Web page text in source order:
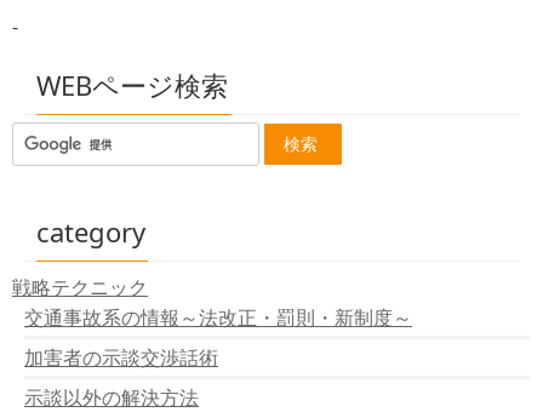
交通事故で傷害事件 消防員
凍結道路で７台の交通事故
季節外れの３月の雪
パトカー交通事故 ２人死亡
駐車場で１１人はねられ軽傷
韓国俳優 交通事故で死亡
トラック横転 二人死亡
対向車にぶつかり一人死亡
ハンドル操作誤り １人死亡
親の目の前で子供跳ねられる
高校生無免許 ひき逃げし一人死亡
止まっている車に激突
-
WEBページ検索
category
戦略テクニック
交通事故系の情報～法改正・罰則・新制度～
加害者の示談交渉話術
示談以外の解決方法